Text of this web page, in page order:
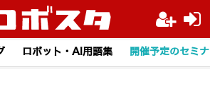
ロボット・AI用語集 開催予定のセミ